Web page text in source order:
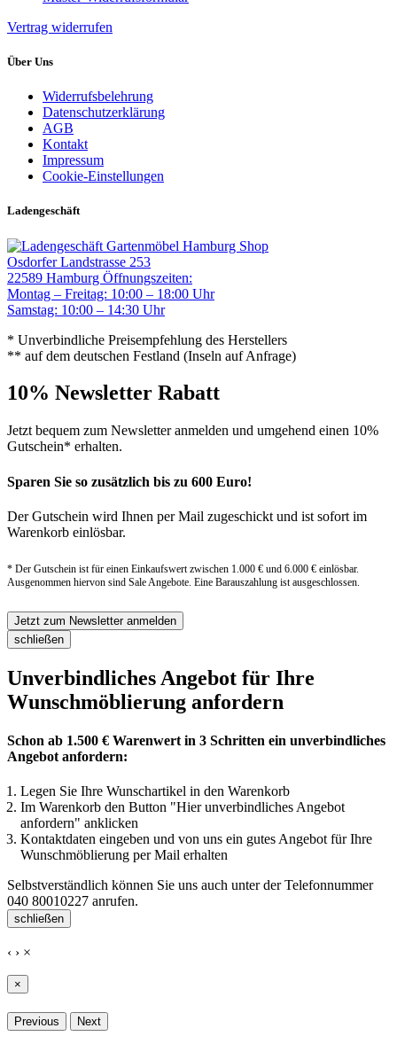
Vertrag widerrufen
Über Uns
Widerrufsbelehrung
Datenschutzerklärung
AGB
Kontakt
Impressum
Cookie-Einstellungen
Ladengeschäft
Gartenmöbel Hamburg Shop
Osdorfer Landstrasse 253
22589 Hamburg Öffnungszeiten:
Montag – Freitag: 10:00 – 18:00 Uhr
Samstag: 10:00 – 14:30 Uhr
* Unverbindliche Preisempfehlung des Herstellers
** auf dem deutschen Festland (Inseln auf Anfrage)
10% Newsletter Rabatt
Jetzt bequem zum Newsletter anmelden und umgehend einen 10%
Gutschein* erhalten.
Sparen Sie so zusätzlich bis zu 600 Euro!
Der Gutschein wird Ihnen per Mail zugeschickt und ist sofort im
Warenkorb einlösbar.
* Der Gutschein ist für einen Einkaufswert zwischen 1.000 € und 6.000 € einlösbar.
Ausgenommen hiervon sind Sale Angebote. Eine Barauszahlung ist ausgeschlossen.
Jetzt zum Newsletter anmelden
schließen
Unverbindliches Angebot für Ihre
Wunschmöblierung anfordern
Schon ab 1.500 € Warenwert in 3 Schritten ein unverbindliches
Angebot anfordern:
Legen Sie Ihre Wunschartikel in den Warenkorb
Im Warenkorb den Button "Hier unverbindliches Angebot
anfordern" anklicken
Kontaktdaten eingeben und von uns ein gutes Angebot für Ihre
Wunschmöblierung per Mail erhalten
Selbstverständlich können Sie uns auch unter der Telefonnummer
040 80010227 anrufen.
schließen
‹ › ×
×
Previous Next